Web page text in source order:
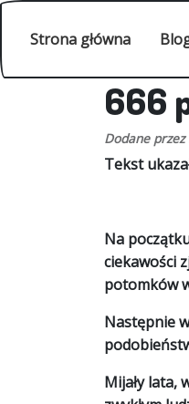
Przejdź do treści
Główne
Strona główna
666
Dodane przez
Tekst
Na
ciekawości
potomków
Następnie
Mijały lata,